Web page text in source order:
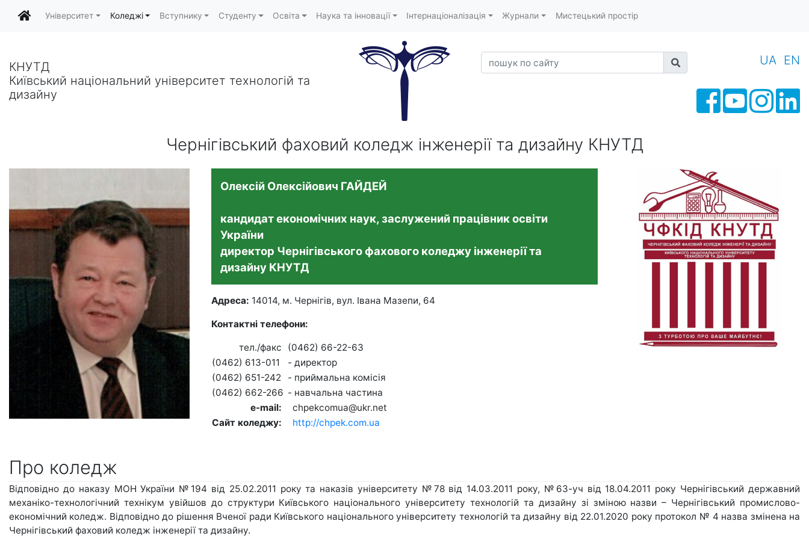
Університет Коледжі Вступнику Студенту Освіта Наука та інновації Інтернаціоналізація Журнали Мистецький простір
КНУТД
Київський національний університет технологій та
дизайну
пошук по сайту UA EN
Чернігівський фаховий коледж інженерії та дизайну КНУТД
Олексій Олексійович ГАЙДЕЙ
кандидат економічних наук, заслужений працівник освіти
України
директор Чернігівського фахового коледжу інженерії та
дизайну КНУТД
Адреса: 14014, м. Чернігів, вул. Івана Мазепи, 64
Контактні телефони:
тел./факс
(0462) 66-22-63
(0462) 613-011
- директор
(0462) 651-242
- приймальна комісія
(0462) 662-266 - навчальна частина
e-mail:
chpekcomua@ukr.net
Cайт коледжу:
http://chpek.com.ua
Про коледж
Відповідно до наказу МОН України №194 від 25.02.2011 року та наказів університету №78 від 14.03.2011 року, №63-уч від 18.04.2011 року Чернігівський державний
механіко-технологічний технікум увійшов до структури Київського національного університету технологій та дизайну зі зміною назви – Чернігівський промислово-
економічний коледж. Відповідно до рішення Вченої ради Київського національного університету технологій та дизайну від 22.01.2020 року протокол № 4 назва змінена на
Чернігівський фаховий коледж інженерії та дизайну.